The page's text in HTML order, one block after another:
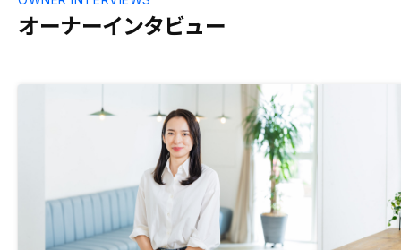
オーナーインタビュー